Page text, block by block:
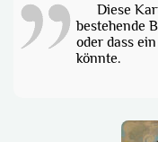
Diese
bestehende
oder dass
könnte.